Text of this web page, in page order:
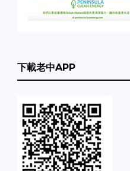
下載老中APP